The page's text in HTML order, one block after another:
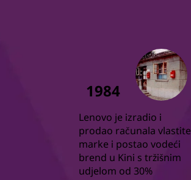
1984
Lenovo je izradio i
prodao računala vlastite
marke i postao vodeći
brend u Kini s tržišnim
udjelom od 30%